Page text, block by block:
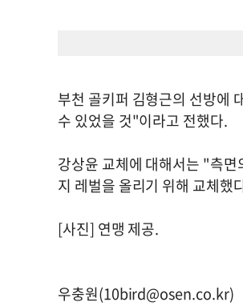
부천 골키퍼 김형근의 선방에
수 있었을 것"이라고 전했다.
강상윤 교체에 대해서는 "측
지 레벌을 올리기 위해 교체
[사진] 연맹 제공.
우충원(10bird@osen.co.kr)